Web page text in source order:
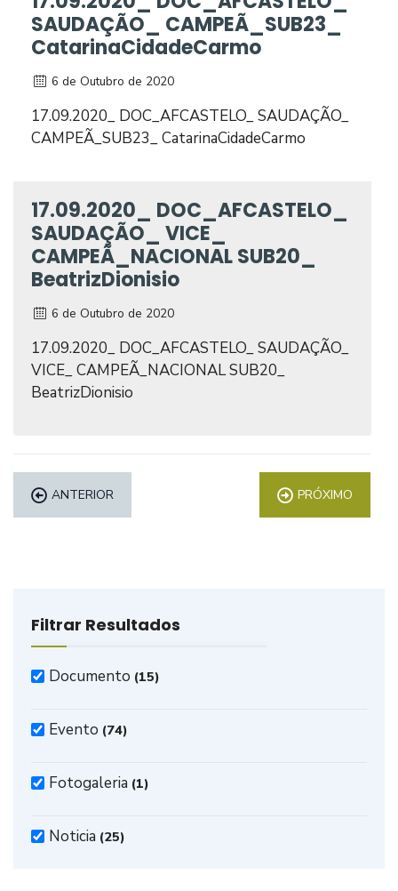
SAUDAÇÃO_ CAMPEÃ_SUB23_
CatarinaCidadeCarmo
6 de Outubro de 2020
17.09.2020_ DOC_AFCASTELO_ SAUDAÇÃO_
CAMPEÃ_SUB23_ CatarinaCidadeCarmo
17.09.2020_ DOC_AFCASTELO_
SAUDAÇÃO_ VICE_
CAMPEÃ_NACIONAL SUB20_
BeatrizDionisio
6 de Outubro de 2020
17.09.2020_ DOC_AFCASTELO_ SAUDAÇÃO_
VICE_ CAMPEÃ_NACIONAL SUB20_
BeatrizDionisio
ANTERIOR PRÓXIMO
Filtrar Resultados
Documento (15)
Evento (74)
Fotogaleria (1)
Noticia (25)